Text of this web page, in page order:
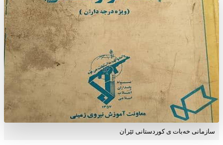
سازمانی خەبات ی كوردستانی ئێران